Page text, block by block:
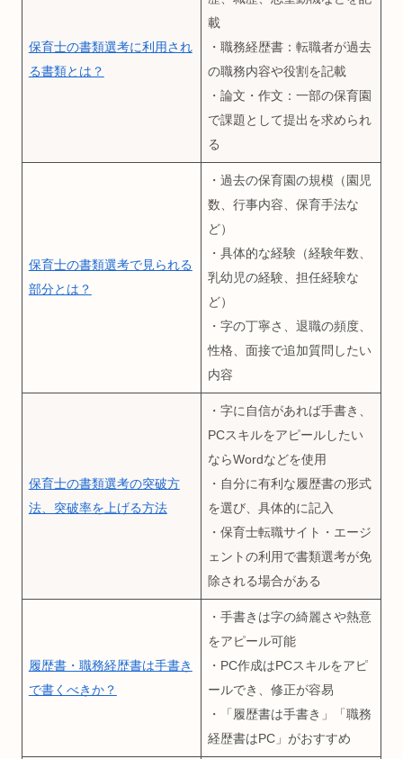
保育士の書類選考に利用され
る書類とは？
載
・職務経歴書：転職者が過去
の職務内容や役割を記載
・論文・作文：一部の保育園
で課題として提出を求められ
る
保育士の書類選考で見られる
部分とは？
・過去の保育園の規模（園児
数、行事内容、保育手法な
ど）
・具体的な経験（経験年数、
乳幼児の経験、担任経験な
ど）
・字の丁寧さ、退職の頻度、
性格、面接で追加質問したい
内容
保育士の書類選考の突破方
法、突破率を上げる方法
・字に自信があれば手書き、
PCスキルをアピールしたい
ならWordなどを使用
・自分に有利な履歴書の形式
を選び、具体的に記入
・保育士転職サイト・エージ
ェントの利用で書類選考が免
除される場合がある
履歴書・職務経歴書は手書き
で書くべきか？
・手書きは字の綺麗さや熱意
をアピール可能
・PC作成はPCスキルをアピ
ールでき、修正が容易
・「履歴書は手書き」「職務
経歴書はPC」がおすすめ